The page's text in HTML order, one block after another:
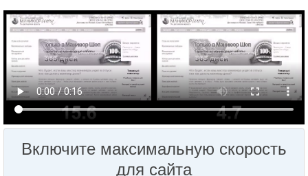
Включите максимальную скорость
для сайта